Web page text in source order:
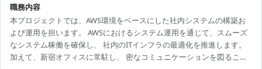
職務内容
本プロジェクトでは、AWS環境をベースにした社内システムの構築お
よび運用を担います。 AWSにおけるシステム運用を通じて、スムーズ
なシステム稼働を確保し、 社内のITインフラの最適化を推進します。
加えて、新宿オフィスに常駐し、 密なコミュニケーションを図ること